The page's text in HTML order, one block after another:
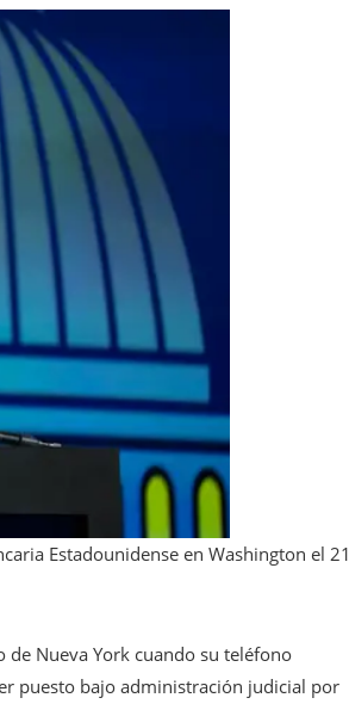
Estadounidense en Washington el 21
de Nueva York cuando su teléfono
puesto bajo administración judicial por